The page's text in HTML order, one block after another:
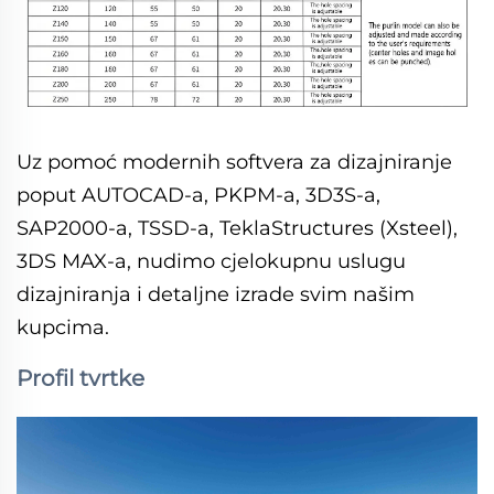
Uz pomoć modernih softvera za dizajniranje
poput AUTOCAD-a, PKPM-a, 3D3S-a,
SAP2000-a, TSSD-a, TeklaStructures (Xsteel),
3DS MAX-a, nudimo cjelokupnu uslugu
dizajniranja i detaljne izrade svim našim
kupcima.
Profil tvrtke